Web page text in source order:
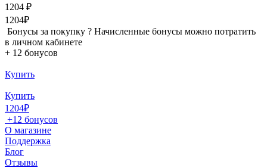
1204 ₽
1204₽
Бонусы за покупку ? Начисленные бонусы можно потратить
в личном кабинете
+ 12 бонусов
Купить
Купить
1204₽
+12 бонусов
О магазине
Поддержка
Блог
Отзывы